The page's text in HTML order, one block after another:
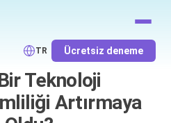
TR Ücretsiz deneme
Teknoloji
Artırmaya